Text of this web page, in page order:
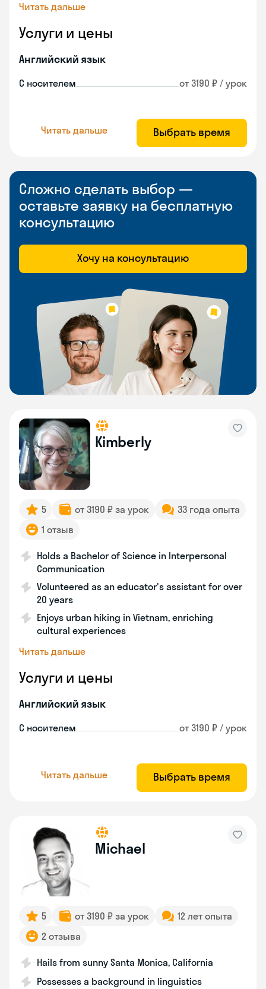
Читать дальше
Услуги и цены
Английский язык
С носителем от 3190 ₽ / урок
Читать дальше Выбрать время
Сложно сделать выбор —
оставьте заявку на бесплатную
консультацию
Хочу на консультацию
Kimberly
5 от 3190 ₽ за урок
33 года опыта
1 отзыв
Holds a Bachelor of Science in Interpersonal
Communication
Volunteered as an educator's assistant for over
20 years
Enjoys urban hiking in Vietnam, enriching
cultural experiences
Читать дальше
Услуги и цены
Английский язык
С носителем от 3190 ₽ / урок
Читать дальше Выбрать время
Michael
5 от 3190 ₽ за урок
12 лет опыта
2 отзыва
Hails from sunny Santa Monica, California
Possesses a background in linguistics